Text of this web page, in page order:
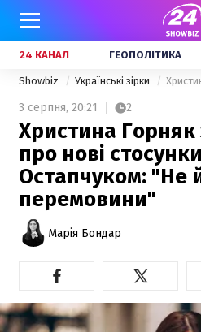
24 КАНАЛ ГЕОПОЛІТИКА
Showbiz Українські зірки
3 серпня, 20:21 2
Христина Горняк
про нові
Остапчуком: "Не
перемовини"
Марія Бондар